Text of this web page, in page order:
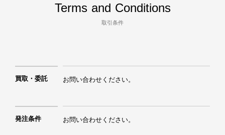
Terms and Conditions
取引条件
買取・委託 お問い合わせください。
発注条件 お問い合わせください。